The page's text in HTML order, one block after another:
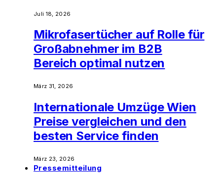
Juli 18, 2026
Mikrofasertücher auf Rolle für
Großabnehmer im B2B
Bereich optimal nutzen
März 31, 2026
Internationale Umzüge Wien
Preise vergleichen und den
besten Service finden
März 23, 2026
Pressemitteilung